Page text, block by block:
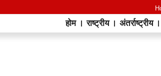
होम राष्ट्रीय अंतर्राष्ट्रीय